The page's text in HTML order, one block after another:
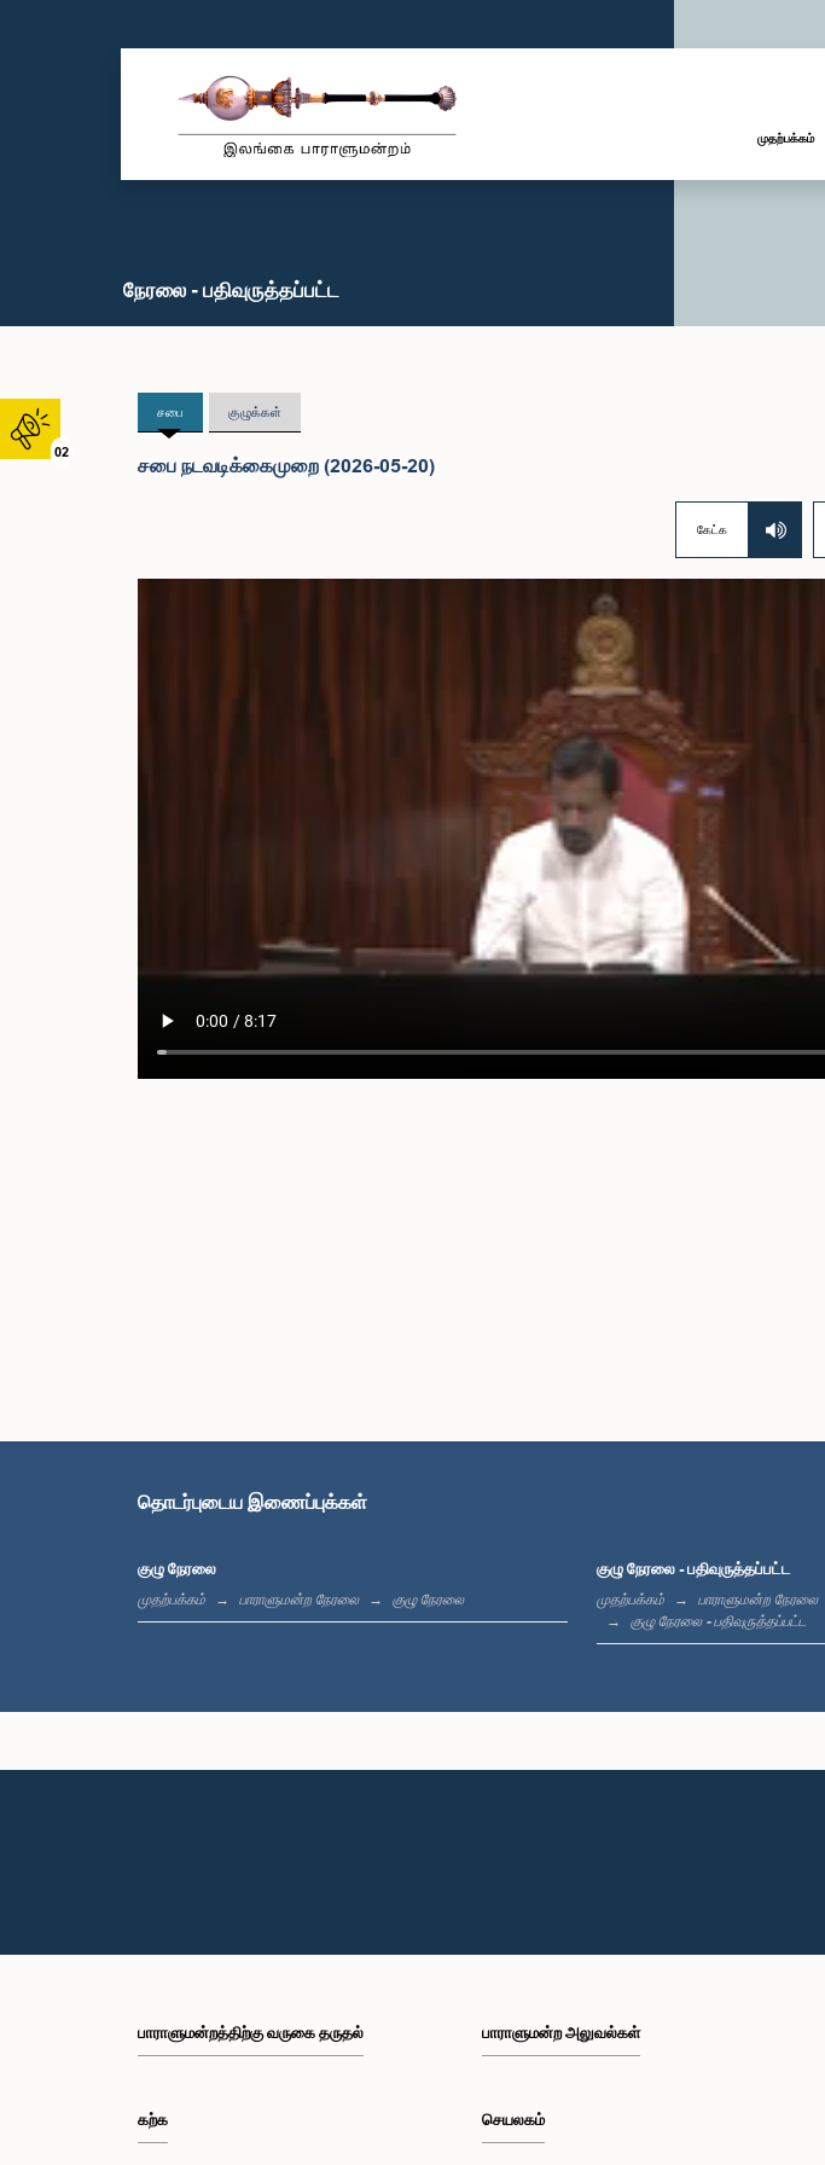
02
முதற்பக்கம்
நேரலை - பதிவுருத்தப்பட்ட
சபை குழுக்கள்
சபை நடவடிக்கைமுறை (2026-05-20)
கேட்க
தொடர்புடைய இணைப்புக்கள்
குழு நேரலை
முதற்பக்கம் பாராளுமன்ற நேரலை குழு நேரலை
குழு நேரலை - பதிவுருத்தப்பட்ட
முதற்பக்கம்
பாராளுமன்ற நேரலை
குழு நேரலை - பதிவுருத்தப்பட்ட
பாராளுமன்றத்திற்கு வருகை தருதல்
கற்க
பாராளுமன்ற அலுவல்கள்
செயலகம்